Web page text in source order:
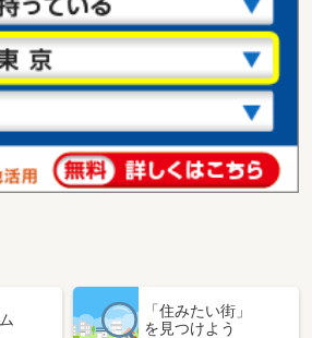
「住みたい街」
を見つけよう